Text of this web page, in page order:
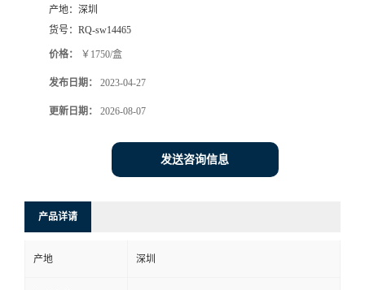
产地： 深圳
货号： RQ-sw14465
价格： ￥1750/盒
发布日期： 2023-04-27
更新日期： 2026-08-07
发送咨询信息
产品详请
产地 深圳